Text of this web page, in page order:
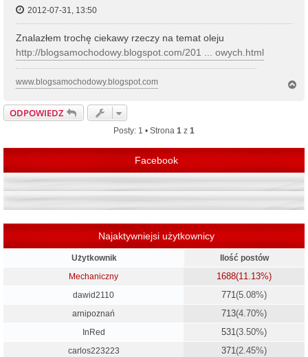
2012-07-31, 13:50
Znalazłem trochę ciekawy rzeczy na temat oleju
http://blogsamochodowy.blogspot.com/201 ... owych.html
www.blogsamochodowy.blogspot.com
ODPOWIEDZ
Posty: 1 • Strona 1 z 1
Facebook
Najaktywniejsi użytkownicy
Użytkownik
Ilość postów
Mechaniczny
1688(11.13%)
dawid2110 771(5.08%)
arnipoznań 713(4.70%)
InRed 531(3.50%)
carlos223223 371(2.45%)